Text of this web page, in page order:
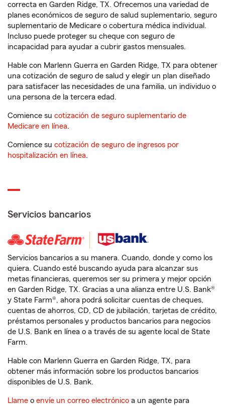
correcta en Garden Ridge, TX. Ofrecemos una variedad de
planes económicos de seguro de salud suplementario, seguro
suplementario de Medicare o cobertura médica individual.
Incluso puede proteger su cheque con seguro de
incapacidad para ayudar a cubrir gastos mensuales.
Hable con Marlenn Guerra en Garden Ridge, TX para obtener
una cotización de seguro de salud y elegir un plan diseñado
para satisfacer las necesidades de una familia, un individuo o
una persona de la tercera edad.
Comience su cotización de seguro suplementario de
Medicare en línea.
Comience su cotización de seguro de ingresos por
hospitalización en línea.
Servicios bancarios
Servicios bancarios a su manera. Cuando, donde y como los
quiera. Cuando esté buscando ayuda para alcanzar sus
metas financieras, queremos ser su primera y mejor opción
en Garden Ridge, TX. Gracias a una alianza entre U.S. Bank®
y State Farm®, ahora podrá solicitar cuentas de cheques,
cuentas de ahorros, CD, CD de jubilación, tarjetas de crédito,
préstamos personales y productos bancarios para negocios
de U.S. Bank en línea o a través de su agente local de State
Farm.
Hable con Marlenn Guerra en Garden Ridge, TX, para
obtener más información sobre los productos bancarios
disponibles de U.S. Bank.
Llame o envíe un correo electrónico a un agente para